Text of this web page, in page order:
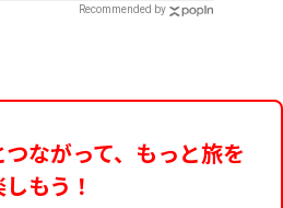
Recommended by
ながって、もっと旅を
もう！